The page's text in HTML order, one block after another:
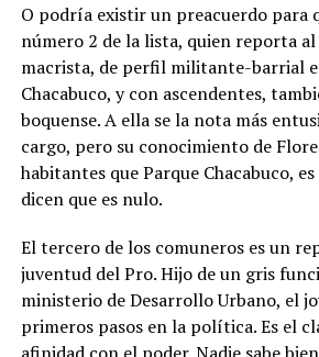
O podría existir un preacuerdo para
número 2 de la lista, quien reporta
macrista, de perfil militante-barrial
Chacabuco, y con ascendentes,
boquense. A ella se la nota más
cargo, pero su conocimiento de
habitantes que Parque Chacabuco,
dicen que es nulo.
El tercero de los comuneros es un
juventud del Pro. Hijo de un gris
ministerio de Desarrollo Urbano, el
primeros pasos en la política. Es el